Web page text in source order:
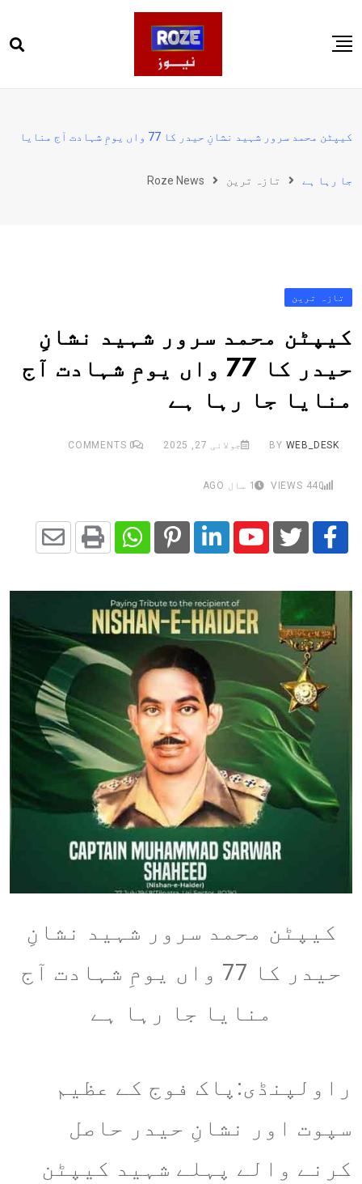
to
پاکستان
کھیل
کیپٹن محمد سرور شہید نشانِ حیدر کا 77 واں یومِ شہادت آج منایا
جا رہا ہے تازہ ترین Roze News
تازہ ترین
کیپٹن محمد سرور شہید نشانِ
حیدر کا 77 واں یومِ شہادت آج
منایا جا رہا ہے
BY WEB_DESK جولائی 27, 2025 0
440 1 سال AGO
Youtube
LinkedIn
Pinterest
Whatsapp
Print
via
Email
کیپٹن محمد سرور شہید نشانِ
حیدر کا 77 واں یومِ شہادت آج
منایا جا رہا ہے
راولپنڈی:پاک فوج کے عظیم
سپوت اور نشانِ حیدر حاصل
کرنے والے پہلے شہید کیپٹن